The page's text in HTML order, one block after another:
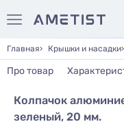
Главная Крышки и насадки
Про товар
Колпачок
зеленый, 20 мм.